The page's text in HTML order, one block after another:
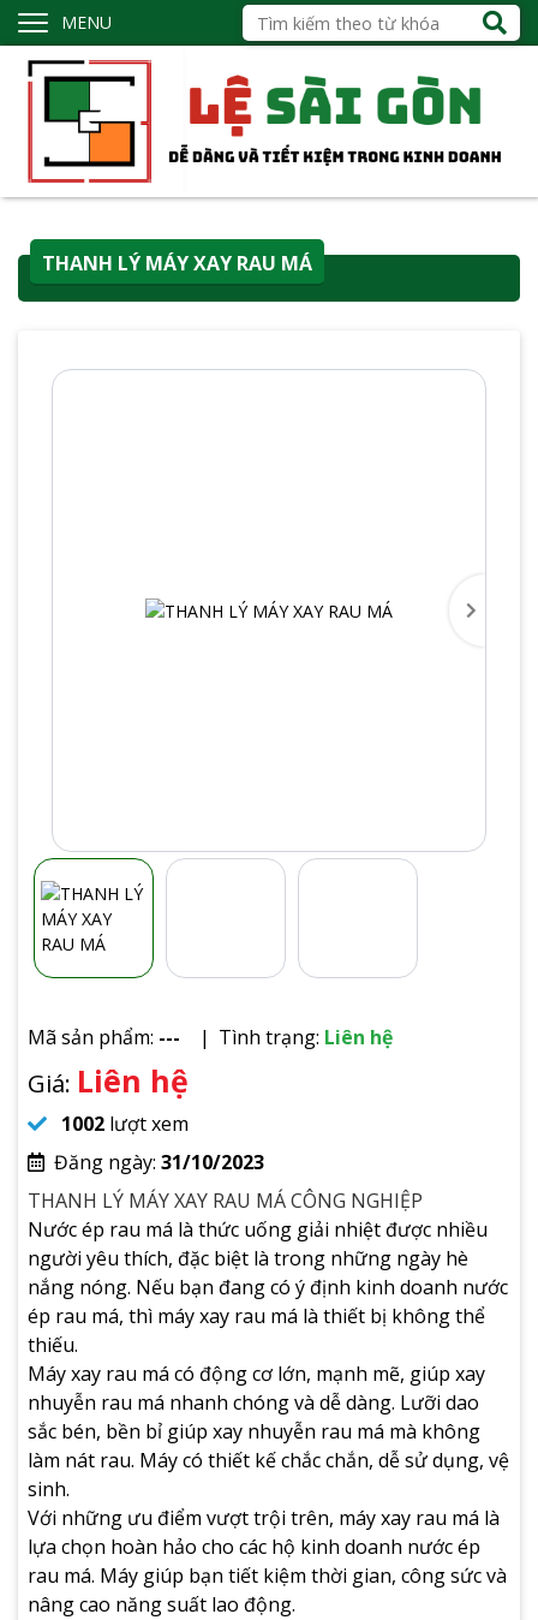
MENU
THANH LÝ MÁY XAY RAU MÁ
Mã sản phẩm: --- Tình trạng: Liên hệ
Giá: Liên hệ
1002 lượt xem
Đăng ngày: 31/10/2023
THANH LÝ MÁY XAY RAU MÁ CÔNG NGHIỆP
Nước ép rau má là thức uống giải nhiệt được nhiều
người yêu thích, đặc biệt là trong những ngày hè
nắng nóng. Nếu bạn đang có ý định kinh doanh nước
ép rau má, thì máy xay rau má là thiết bị không thể
thiếu.
Máy xay rau má có động cơ lớn, mạnh mẽ, giúp xay
nhuyễn rau má nhanh chóng và dễ dàng. Lưỡi dao
sắc bén, bền bỉ giúp xay nhuyễn rau má mà không
làm nát rau. Máy có thiết kế chắc chắn, dễ sử dụng, vệ
sinh.
Với những ưu điểm vượt trội trên, máy xay rau má là
lựa chọn hoàn hảo cho các hộ kinh doanh nước ép
rau má. Máy giúp bạn tiết kiệm thời gian, công sức và
nâng cao năng suất lao động.